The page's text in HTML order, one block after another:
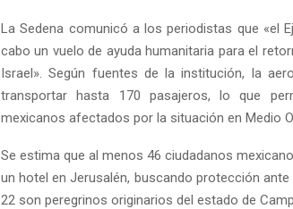
La Sedena comunicó a los periodistas que «el
cabo un vuelo de ayuda humanitaria para el
Israel». Según fuentes de la institución, la
transportar hasta 170 pasajeros, lo que
mexicanos afectados por la situación en Medio
Se estima que al menos 46 ciudadanos
un hotel en Jerusalén, buscando protección
22 son peregrinos originarios del estado de